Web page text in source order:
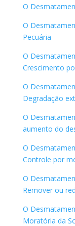
O
O
Pecuária
O
Crescimento
O
Degradação
O
aumento do
O
Controle por
O
Remover ou
O
Moratória da